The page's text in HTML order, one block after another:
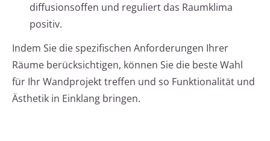
diffusionsoffen und reguliert das Raumklima
positiv.
Indem Sie die spezifischen Anforderungen Ihrer
Räume berücksichtigen, können Sie die beste Wahl
für Ihr Wandprojekt treffen und so Funktionalität und
Ästhetik in Einklang bringen.